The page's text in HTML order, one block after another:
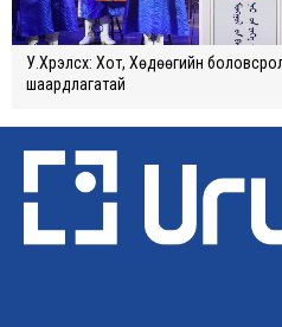
У.Xүрэлсүx: Xот, Xөдөөгийн
шаардлагатай